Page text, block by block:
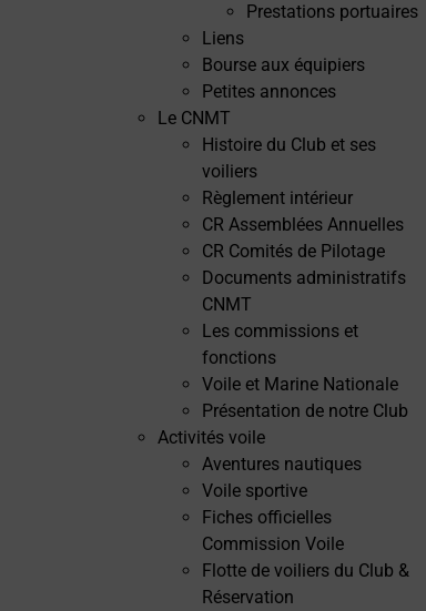
Prestations portuaires
Liens
Bourse aux équipiers
Petites annonces
Le CNMT
Histoire du Club et ses
voiliers
Règlement intérieur
CR Assemblées Annuelles
CR Comités de Pilotage
Documents administratifs
CNMT
Les commissions et
fonctions
Voile et Marine Nationale
Présentation de notre Club
Activités voile
Aventures nautiques
Voile sportive
Fiches officielles
Commission Voile
Flotte de voiliers du Club &
Réservation